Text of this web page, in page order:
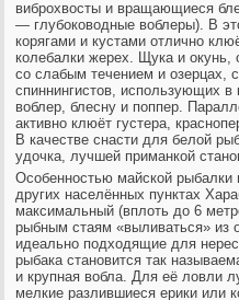
виброхвосты и вращающиеся
— глубоководные воблеры). В
корягами и кустами отлично
колебалки жерех. Щука и окунь,
со слабым течением и озерцах,
спиннингистов, использующих
воблер, блесну и поппер.
активно клюёт густера,
В качестве снасти для белой
удочка, лучшей приманкой
Особенностью майской
других населённых пунктах
максимальный (вплоть до 6
рыбным стаям «выливаться» из
идеально подходящие для
рыбака становится так
и крупная вобла. Для её ловли
мелкие разлившиеся ерики или